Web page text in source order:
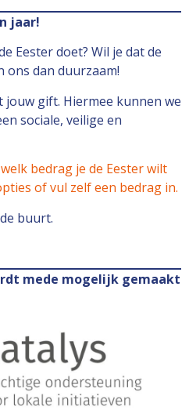
jaar!
Eester doet? Wil je dat de
ons dan duurzaam!
gift. Hiermee kunnen we
sociale, veilige en
bedrag je de Eester wilt
of vul zelf een bedrag in.
buurt.
mede mogelijk gemaakt